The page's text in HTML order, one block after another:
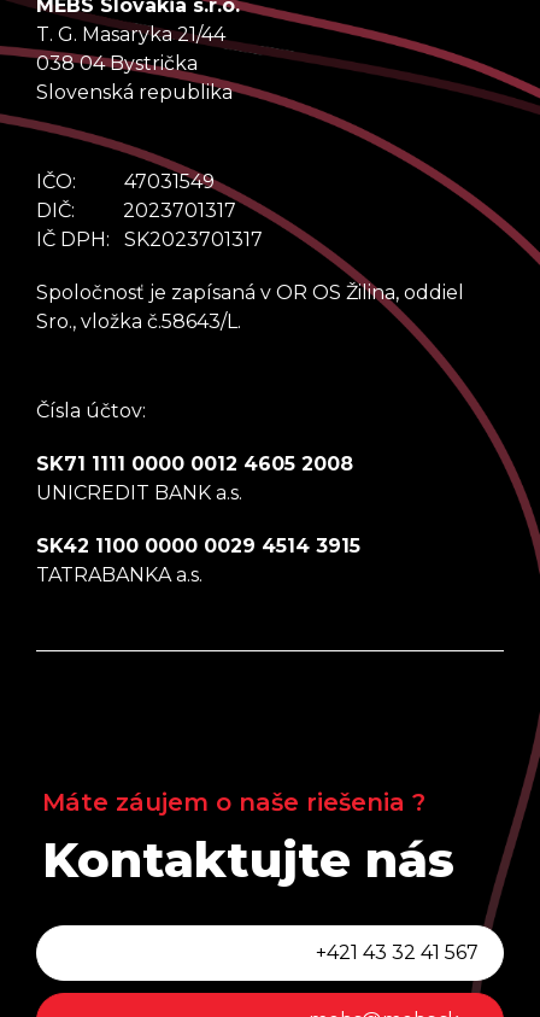
MEBS Slovakia s.r.o.
T. G. Masaryka 21/44
038 04 Bystrička
Slovenská republika
IČO: 47031549
DIČ: 2023701317
IČ DPH: SK2023701317
Spoločnosť je zapísaná v OR OS Žilina, oddiel
Sro., vložka č.58643/L.
Čísla účtov:
SK71 1111 0000 0012 4605 2008
UNICREDIT BANK a.s.
SK42 1100 0000 0029 4514 3915
TATRABANKA a.s.
Máte záujem o naše riešenia ?
Kontaktujte nás
+421 43 32 41 567